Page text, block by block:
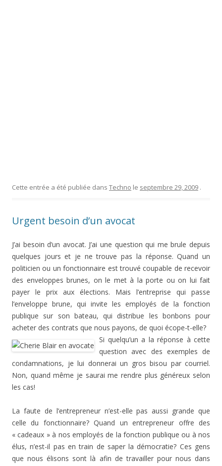
Cette entrée a été publiée dans Techno le septembre 29, 2009 .
Urgent besoin d’un avocat
J’ai besoin d’un avocat. J’ai une question qui me brule depuis
quelques jours et je ne trouve pas la réponse. Quand un
politicien ou un fonctionnaire est trouvé coupable de recevoir
des enveloppes brunes, on le met à la porte ou on lui fait
payer le prix aux élections. Mais l’entreprise qui passe
l’enveloppe brune, qui invite les employés de la fonction
publique sur son bateau, qui distribue les bonbons pour
acheter des contrats que nous payons, de quoi écope-t-elle?
Si quelqu’un a la réponse à cette
question avec des exemples de
condamnations, je lui donnerai un gros bisou par courriel.
Non, quand même je saurai me rendre plus généreux selon
les cas!
La faute de l’entrepreneur n’est-elle pas aussi grande que
celle du fonctionnaire? Quand un entrepreneur offre des
« cadeaux » à nos employés de la fonction publique ou à nos
élus, n’est-il pas en train de saper la démocratie? Ces gens
que nous élisons sont là afin de travailler pour nous dans